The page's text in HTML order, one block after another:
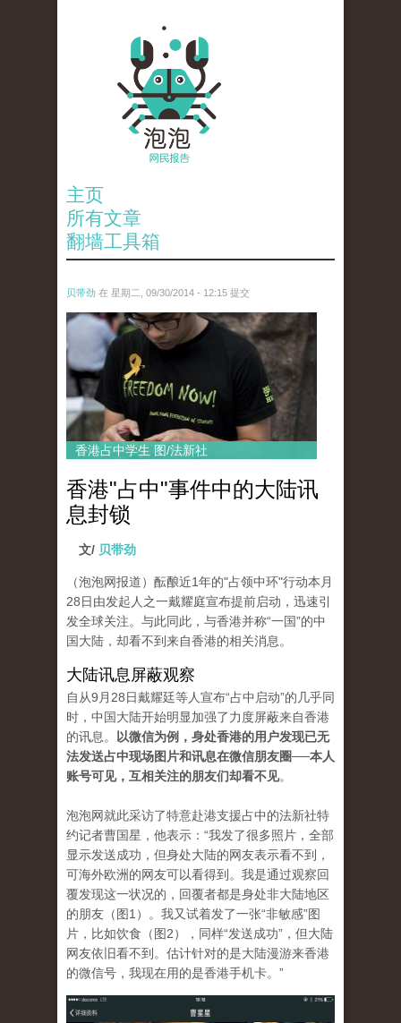
主页
所有文章
翻墙工具箱
贝带劲 在 星期二, 09/30/2014 - 12:15 提交
anp-28706599.jpg
香港占中学生 图/法新社
香港"占中"事件中的大陆讯
息封锁
文/ 贝带劲
（泡泡网报道）酝酿近1年的"占领中环"行动本月
28日由发起人之一戴耀庭宣布提前启动，迅速引
发全球关注。与此同此，与香港并称“一国”的中
国大陆，却看不到来自香港的相关消息。
大陆讯息屏蔽观察
自从9月28日戴耀廷等人宣布“占中启动”的几乎同
时，中国大陆开始明显加强了力度屏蔽来自香港
的讯息。
以微信为例，身处香港的用户发现已无
法发送占中现场图片和讯息在微信朋友圈──本人
账号可见，互相关注的朋友们却看不见。
泡泡网就此采访了特意赴港支援占中的法新社特
约记者曹国星，他表示：“我发了很多照片，全部
显示发送成功，但身处大陆的网友表示看不到，
可海外欧洲的网友可以看得到。我是通过观察回
覆发现这一状况的，回覆者都是身处非大陆地区
的朋友（图1）。我又试着发了一张“非敏感”图
片，比如饮食（图2），同样“发送成功”，但大陆
网友依旧看不到。估计针对的是大陆漫游来香港
的微信号，我现在用的是香港手机卡。”